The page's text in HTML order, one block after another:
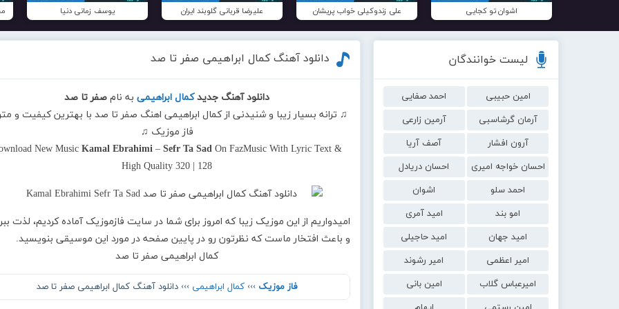
اشوان تو کجایی علی زندوکیلی خواب پریشان علیرضا قربانی گلوبند ایران یوسف زمانی دنیا
لیست خوانندگان
امین حبیبی
احمد صفایی
آرمان گرشاسبی
آرمین زارعی
آرون افشار
آصف آریا
احسان خواجه امیری
احسان دریادل
احمد سلو
اشوان
امو بند
امید آمری
امید جهان
امید حاجیلی
امیر اعظمی
امیر رشوند
امیرعباس گلاب
امین بانی
دانلود آهنگ کمال ابراهیمی صفر تا صد
دانلود آهنگ جدید کمال ابراهیمیبه نام صفر تا صد
♫ ترانه بسیار زیبا و شنیدنی از کمال ابراهیمی اهنگ صفر تا صد با بهترین کیفیت و
فاز موزیک ♫
New MusicKamal Ebrahimi –Sefr Ta Sad On FazMusic With Lyric Text &
High Quality 320 | 128
امیدواریم از این موزیک زیبا که امروز برای شما در سایت فازموزیک آماده کردیم، لذت
و باعث افتخار ماست که نظرتون رو در پایین صفحه در مورد این موسیقی بنویسید.
کمال ابراهیمی صفر تا صد
فاز موزیک ›››کمال ابراهیمی ››› دانلود آهنگ کمال ابراهیمی صفر تا صد